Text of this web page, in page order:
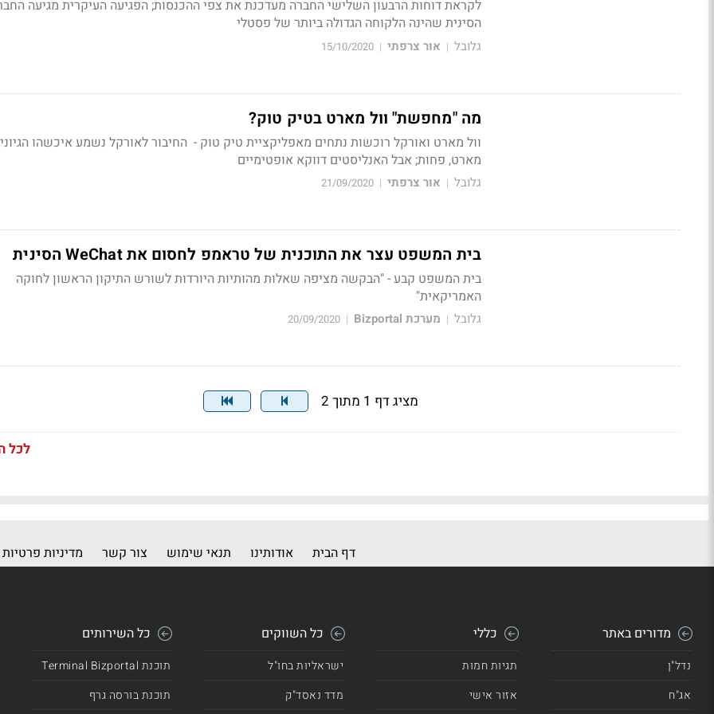
לקראת דוחות הרבעון השלישי החברה מעדכנת את צפי ההכנסות; הפגיעה העיקרית מגיעה
הסינית שהינה הלקוחה הגדולה ביותר של פסטלי
גלובל | אור צרפתי |
15/10/2020
מה "מחפשת" וול מארט בטיק טוק?
וול מארט ואורקל רוכשות נתחים מאפליקציית טיק טוק - החיבור לאורקל נשמע איכשהו
מארט, פחות; אבל האנליסטים דווקא אופטימיים
גלובל | אור צרפתי |
21/09/2020
בית המשפט עצר את התוכנית של טראמפ לחסום את WeChat הסינית
בית המשפט קבע - "הבקשה מציפה שאלות מהותיות היורדות לשורש התיקון הראשון לחוקה
האמריקאית"
גלובל | מערכת Bizportal |
20/09/2020
מציג דף 1 מתוך 2
לכל
דף הבית אודותינו תנאי שימוש צור קשר מדיניות פרטיות
מדורים באתר
נדל"ן
אג"ח
כללי
תגיות חמות
אזור אישי
כל השווקים
ישראליות בחו"ל
מדד נאסד"ק
כל השירותים
תוכנת Terminal Bizportal
תוכנת בורסה גרף